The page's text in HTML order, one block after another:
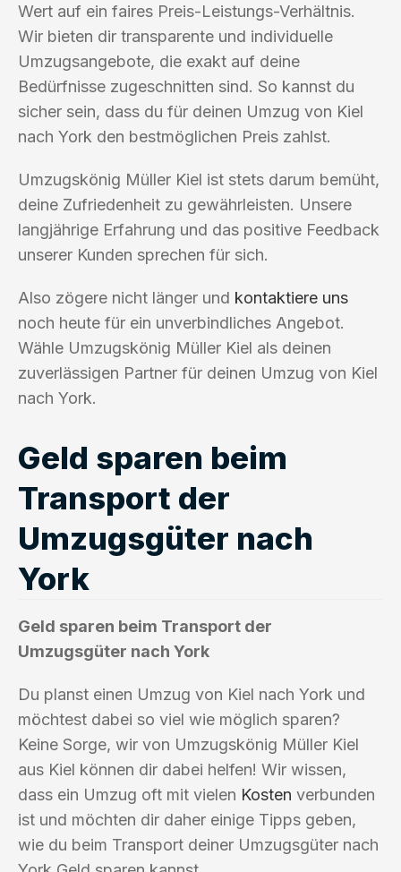
Wert auf ein faires Preis-Leistungs-Verhältnis.
Wir bieten dir transparente und individuelle
Umzugsangebote, die exakt auf deine
Bedürfnisse zugeschnitten sind. So kannst du
sicher sein, dass du für deinen Umzug von Kiel
nach York den bestmöglichen Preis zahlst.
Umzugskönig Müller Kiel ist stets darum bemüht,
deine Zufriedenheit zu gewährleisten. Unsere
langjährige Erfahrung und das positive Feedback
unserer Kunden sprechen für sich.
Also zögere nicht länger und kontaktiere uns
noch heute für ein unverbindliches Angebot.
Wähle Umzugskönig Müller Kiel als deinen
zuverlässigen Partner für deinen Umzug von Kiel
nach York.
Geld sparen beim
Transport der
Umzugsgüter nach
York
Geld sparen beim Transport der
Umzugsgüter nach York
Du planst einen Umzug von Kiel nach York und
möchtest dabei so viel wie möglich sparen?
Keine Sorge, wir von Umzugskönig Müller Kiel
aus Kiel können dir dabei helfen! Wir wissen,
dass ein Umzug oft mit vielen Kosten verbunden
ist und möchten dir daher einige Tipps geben,
wie du beim Transport deiner Umzugsgüter nach